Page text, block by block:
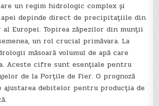
un regim hidrologic complex și
depinde direct de precipitațiile din
Europei. Topirea zăpezilor din munții
un rol crucial primăvara. La
măsoară volumul de apă care
Aceste cifre sunt esențiale pentru
de la Porțile de Fier. O prognoză
debitelor pentru producția de